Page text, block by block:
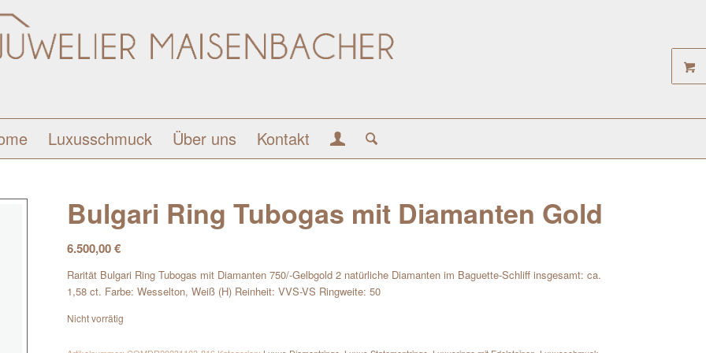
Luxusschmuck Über uns Kontakt
Bulgari Ring Tubogas mit Diamanten Gold
6.500,00€
Rarität Bulgari Ring Tubogas mit Diamanten 750/-Gelbgold 2 natürliche Diamanten im Baguette-Schliff insgesamt: ca.
1,58 ct. Farbe: Wesselton, Weiß (H) Reinheit: VVS-VS Ringweite: 50
Nicht vorrätig